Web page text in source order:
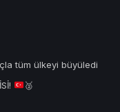
tüm ülkeyi büyüledi
🥈